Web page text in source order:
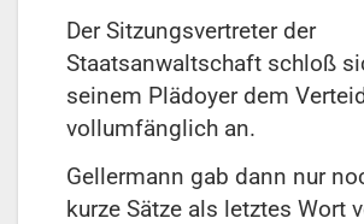
Der Sitzungsvertreter der
Staatsanwaltschaft schloß
seinem Plädoyer dem
vollumfänglich an.
Gellermann gab dann nur
kurze Sätze als letztes Wort